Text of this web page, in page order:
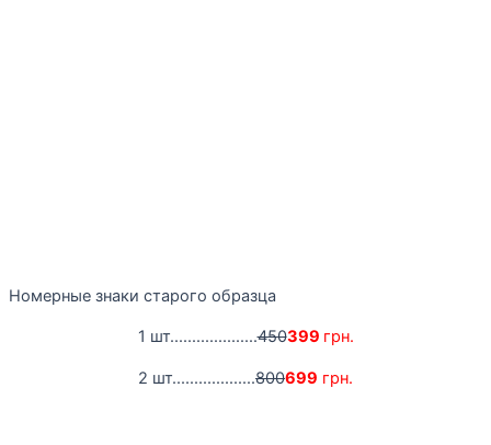
Номерные знаки старого образца
1 шт....................450399 грн.
2 шт...................800699 грн.